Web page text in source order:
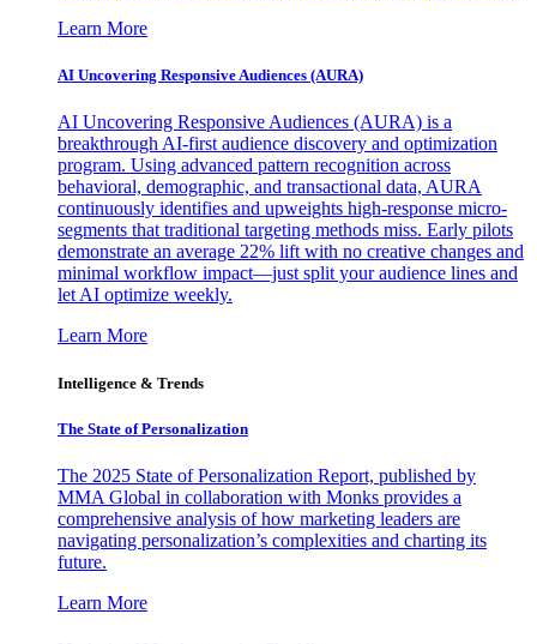
Learn More
AI Uncovering Responsive Audiences (AURA)
AI Uncovering Responsive Audiences (AURA) is a
breakthrough AI-first audience discovery and optimization
program. Using advanced pattern recognition across
behavioral, demographic, and transactional data, AURA
continuously identifies and upweights high-response micro-
segments that traditional targeting methods miss. Early pilots
demonstrate an average 22% lift with no creative changes and
minimal workflow impact—just split your audience lines and
let AI optimize weekly.
Learn More
Intelligence & Trends
The State of Personalization
The 2025 State of Personalization Report, published by
MMA Global in collaboration with Monks provides a
comprehensive analysis of how marketing leaders are
navigating personalization’s complexities and charting its
future.
Learn More